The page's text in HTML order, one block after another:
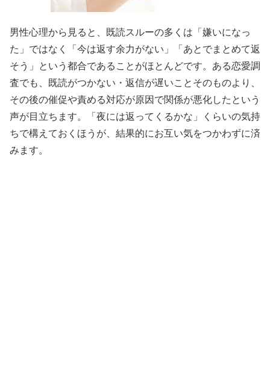
男性心理から見ると、既読スルーの多くは「嫌いになっ
た」ではなく「今は返す余力がない」「あとでまとめて返
そう」という都合であることがほとんどです。ある恋愛調
査でも、既読がつかない・返信が遅いことそのものより、
その後の催促や責める対応が原因で関係が悪化したという
声が目立ちます。「夜には返ってくるかな」くらいの気持
ちで構えておくほうが、結果的にお互い気をつかわずに済
みます。